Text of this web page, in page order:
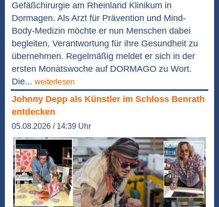
Gefäßchirurgie am Rheinland Klinikum in
Dormagen. Als Arzt für Prävention und Mind-
Body-Medizin möchte er nun Menschen dabei
begleiten, Verantwortung für ihre Gesundheit zu
übernehmen. Regelmäßig meldet er sich in der
ersten Monatswoche auf DORMAGO zu Wort.
Die... weiterlesen
Johnny Depp als Künstler im Schloss Benrath
entdecken
05.08.2026 / 14:39 Uhr